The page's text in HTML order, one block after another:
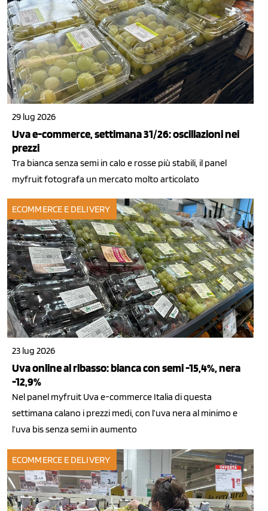
29 lug 2026
Uva e-commerce, settimana 31/26: oscillazioni nei
prezzi
Tra bianca senza semi in calo e rosse più stabili, il panel
myfruit fotografa un mercato molto articolato
ECOMMERCE E DELIVERY
23 lug 2026
Uva online al ribasso: bianca con semi -15,4%, nera
-12,9%
Nel panel myfruit Uva e-commerce Italia di questa
settimana calano i prezzi medi, con l’uva nera al minimo e
l’uva bis senza semi in aumento
ECOMMERCE E DELIVERY